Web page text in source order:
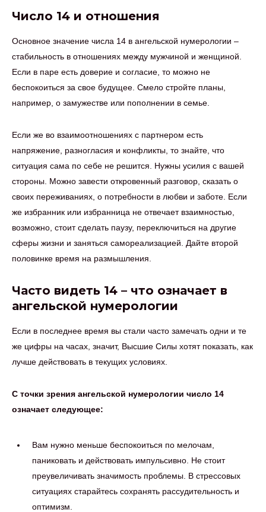
Число 14 и отношения
Основное значение числа 14 в ангельской нумерологии –
стабильность в отношениях между мужчиной и женщиной.
Если в паре есть доверие и согласие, то можно не
беспокоиться за свое будущее. Смело стройте планы,
например, о замужестве или пополнении в семье.
Если же во взаимоотношениях с партнером есть
напряжение, разногласия и конфликты, то знайте, что
ситуация сама по себе не решится. Нужны усилия с вашей
стороны. Можно завести откровенный разговор, сказать о
своих переживаниях, о потребности в любви и заботе. Если
же избранник или избранница не отвечает взаимностью,
возможно, стоит сделать паузу, переключиться на другие
сферы жизни и заняться самореализацией. Дайте второй
половинке время на размышления.
Часто видеть 14 – что означает в
ангельской нумерологии
Если в последнее время вы стали часто замечать одни и те
же цифры на часах, значит, Высшие Силы хотят показать, как
лучше действовать в текущих условиях.
С точки зрения ангельской нумерологии число 14
означает следующее:
Вам нужно меньше беспокоиться по мелочам,
паниковать и действовать импульсивно. Не стоит
преувеличивать значимость проблемы. В стрессовых
ситуациях старайтесь сохранять рассудительность и
оптимизм.